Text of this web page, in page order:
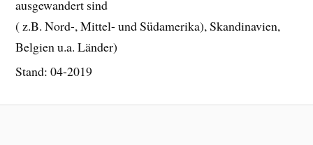
ausgewandert sind
( z.B. Nord-, Mittel- und Südamerika), Skandinavien,
Belgien u.a. Länder)
Stand: 04-2019